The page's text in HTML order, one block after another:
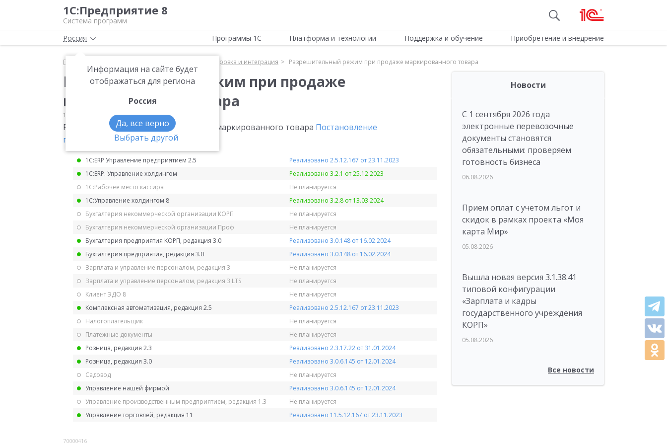
1С:Предприятие 8
Система программ
Россия
Информация на сайте будет
отображаться для региона
Россия
Да, все верно
Выбрать другой
Программы 1С Платформа и технологии Поддержка и обучение Приобретение и внедрение
Главная Маркировка и интеграция Разрешительный режим при продаже маркированного товара
Разрешительный режим при продаже
маркированного товара
19.12.2023 Маркировка и интеграция
Разрешительный режим при продаже маркированного товара Постановление
правительства №1944 от 21.11.2023
1С:ERP Управление предприятием 2.5
Реализовано 2.5.12.167 от 23.11.2023
1С:ERP. Управление холдингом
Реализовано 3.2.1 от 25.12.2023
1С:Рабочее место кассира
Не планируется
1С:Управление холдингом 8
Реализовано 3.2.8 от 13.03.2024
Бухгалтерия некоммерческой организации КОРП
Не планируется
Бухгалтерия некоммерческой организации Проф
Не планируется
Бухгалтерия предприятия КОРП, редакция 3.0
Реализовано 3.0.148 от 16.02.2024
Бухгалтерия предприятия, редакция 3.0
Реализовано 3.0.148 от 16.02.2024
Зарплата и управление персоналом, редакция 3
Не планируется
Зарплата и управление персоналом, редакция 3 LTS
Не планируется
Клиент ЭДО 8
Не планируется
Комплексная автоматизация, редакция 2.5
Реализовано 2.5.12.167 от 23.11.2023
Налогоплательщик
Не планируется
Платежные документы
Не планируется
Розница, редакция 2.3
Реализовано 2.3.17.22 от 31.01.2024
Розница, редакция 3.0
Реализовано 3.0.6.145 от 12.01.2024
Садовод
Не планируется
Управление нашей фирмой
Реализовано 3.0.6.145 от 12.01.2024
Управление производственным предприятием, редакция 1.3
Не планируется
Управление торговлей, редакция 11
Реализовано 11.5.12.167 от 23.11.2023
70000416
Новости
С 1 сентября 2026 года
электронные перевозочные
документы становятся
обязательными: проверяем
готовность бизнеса
06.08.2026
Прием оплат с учетом льгот и
скидок в рамках проекта «Моя
карта Мир»
05.08.2026
Вышла новая версия 3.1.38.41
типовой конфигурации
«Зарплата и кадры
государственного учреждения
КОРП»
05.08.2026
Все новости